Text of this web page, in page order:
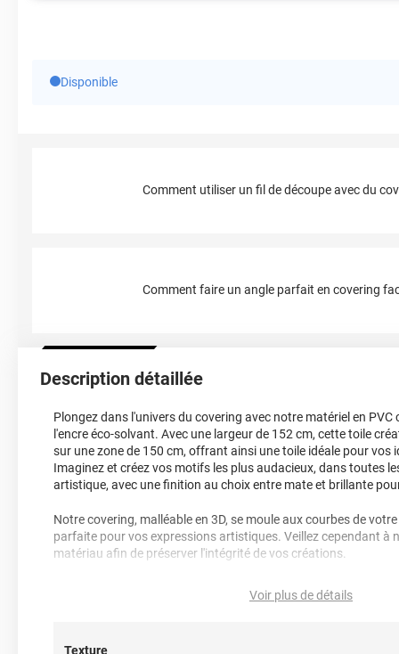
Disponible
Comment utiliser un fil de découpe avec du
Comment faire un angle parfait en covering
Description détaillée
Plongez dans l'univers du covering avec notre matériel en PVC
l'encre éco-solvant. Avec une largeur de 152 cm, cette toile
sur une zone de 150 cm, offrant ainsi une toile idéale pour vos
Imaginez et créez vos motifs les plus audacieux, dans toutes
artistique, avec une finition au choix entre mate et brillante
Notre covering, malléable en 3D, se moule aux courbes de
parfaite pour vos expressions artistiques. Veillez cependant à
matériau afin de préserver l'intégrité de vos créations.
Pour une personnalisation complète, les différentes parties
simplifiant ainsi l'application de votre chef-d'œuvre sur votre
Voir plus de détails
Texture